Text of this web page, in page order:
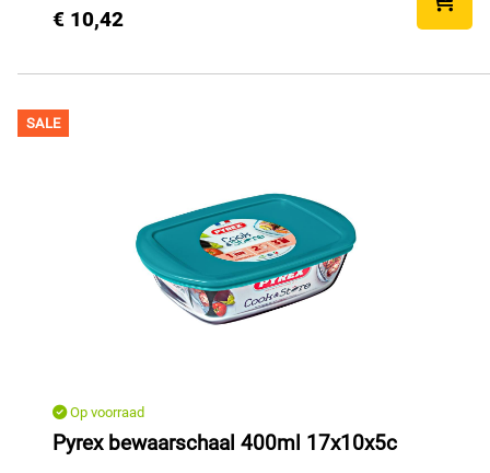
€ 10,42
SALE
Op voorraad
Pyrex bewaarschaal 400ml 17x10x5c